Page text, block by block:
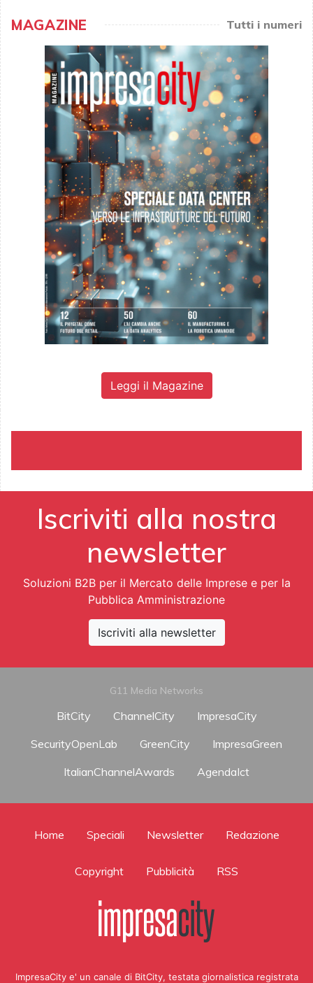
MAGAZINE Tutti i numeri
Leggi il Magazine
Iscriviti alla nostra
newsletter
Soluzioni B2B per il Mercato delle Imprese e per la
Pubblica Amministrazione
Iscriviti alla newsletter
G11 Media Networks
BitCity ChannelCity
ImpresaCity
SecurityOpenLab
GreenCity
ImpresaGreen
ItalianChannelAwards
AgendaIct
Home Speciali Newsletter Redazione
Copyright Pubblicità RSS
ImpresaCity e' un canale di BitCity, testata giornalistica registrata